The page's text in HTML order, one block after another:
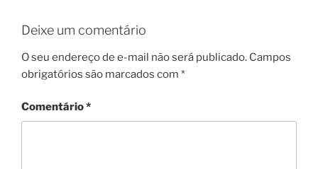
Deixe um comentário
O seu endereço de e-mail não será publicado. Campos
obrigatórios são marcados com *
Comentário*